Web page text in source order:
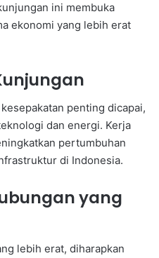
ini membuka
ekonomi yang lebih erat
penting dicapai,
dan energi. Kerja
pertumbuhan
di Indonesia.
yang
lebih erat, diharapkan